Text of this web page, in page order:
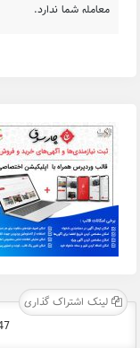
معامله شما ندارد.
لینک اشتراک گذاری